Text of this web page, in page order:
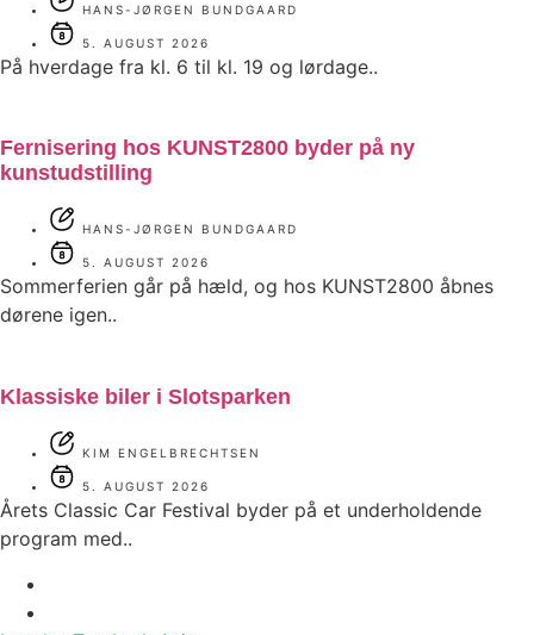
HANS-JØRGEN BUNDGAARD
5. AUGUST 2026
På hverdage fra kl. 6 til kl. 19 og lørdage..
Fernisering hos KUNST2800 byder på ny
kunstudstilling
HANS-JØRGEN BUNDGAARD
5. AUGUST 2026
Sommerferien går på hæld, og hos KUNST2800 åbnes
dørene igen..
Klassiske biler i Slotsparken
KIM ENGELBRECHTSEN
5. AUGUST 2026
Årets Classic Car Festival byder på et underholdende
program med..